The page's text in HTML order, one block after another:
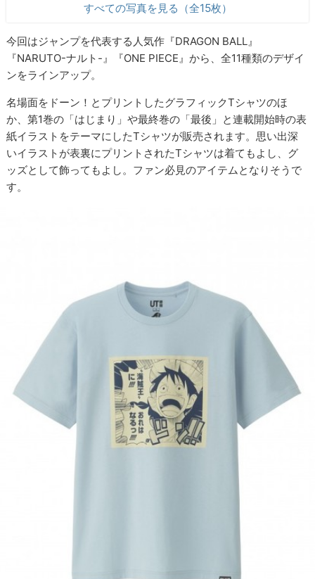
すべての写真を見る（全15枚）
今回はジャンプを代表する人気作『DRAGON BALL』
『NARUTO-ナルト-』『ONE PIECE』から、全11種類のデザイ
ンをラインアップ。
名場面をドーン！とプリントしたグラフィックTシャツのほ
か、第1巻の「はじまり」や最終巻の「最後」と連載開始時の表
紙イラストをテーマにしたTシャツが販売されます。思い出深
いイラストが表裏にプリントされたTシャツは着てもよし、グ
ッズとして飾ってもよし。ファン必見のアイテムとなりそうで
す。